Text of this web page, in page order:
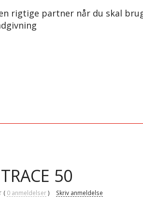
rigtige partner når du skal
50
0 anmeldelser Skriv anmeldelse